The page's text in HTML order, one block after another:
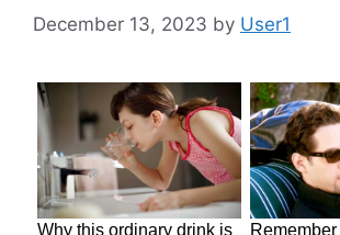
December 13, 2023 by User1